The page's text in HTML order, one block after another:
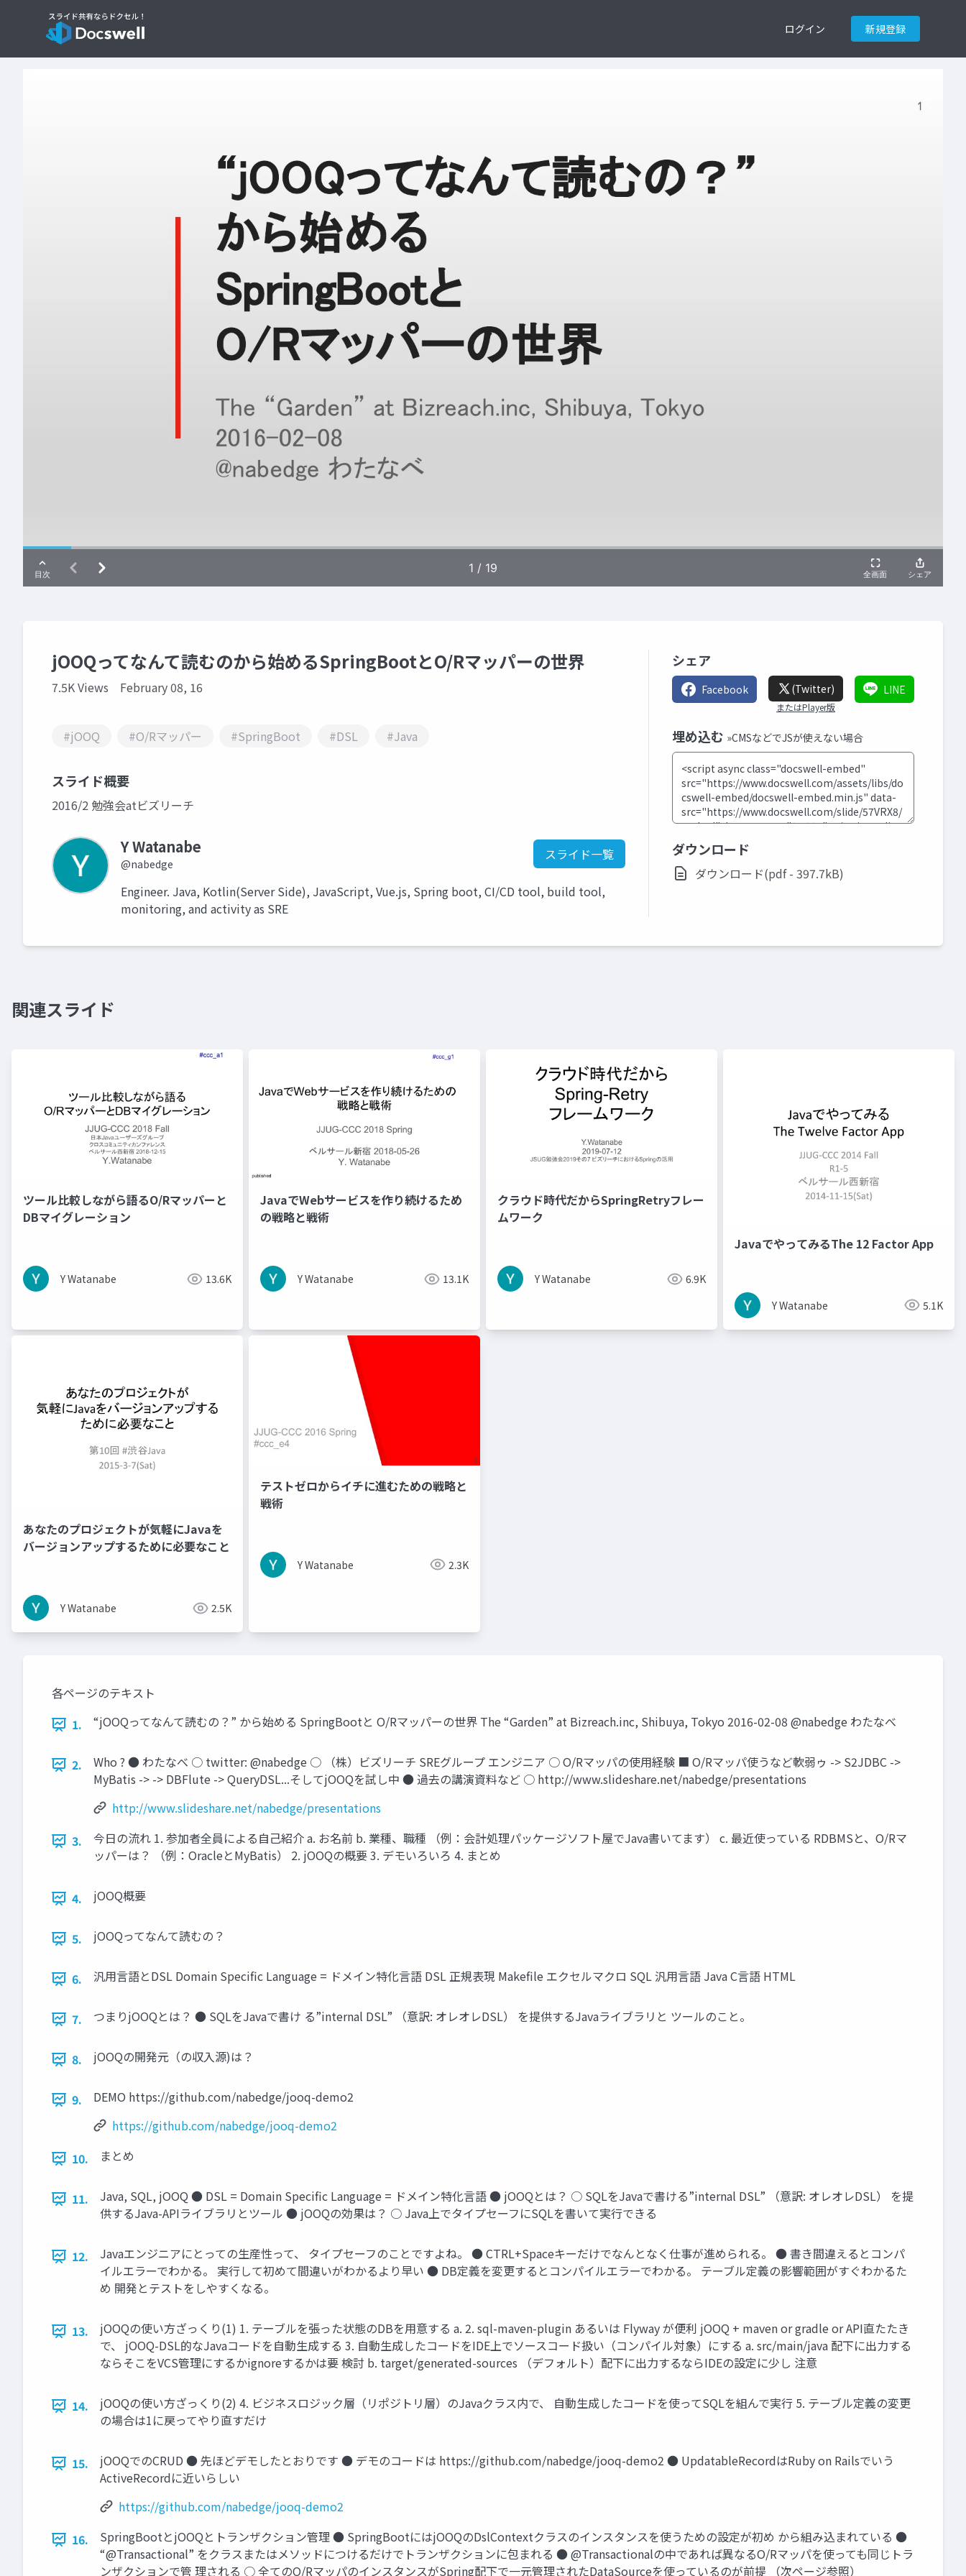
ログイン 新規登録
jOOQってなんて読むのから始めるSpringBootとO/Rマッパーの世界
7.5K Views February 08, 16
#jOOQ #O/Rマッパー #SpringBoot #DSL #Java
スライド概要
2016/2 勉強会atビズリーチ
Y Watanabe
@nabedge
スライド一覧
Engineer. Java, Kotlin(Server Side), JavaScript, Vue.js, Spring boot, CI/CD tool, build tool,
monitoring, and activity as SRE
シェア
Facebook (Twitter)
またはPlayer版
LINE
埋め込む »CMSなどでJSが使えない場合
ダウンロード
ダウンロード(pdf - 397.7kB)
関連スライド
ツール比較しながら語るO/Rマッパーと
DBマイグレーション
Y Watanabe 13.6K
JavaでWebサービスを作り続けるため
の戦略と戦術
Y Watanabe 13.1K
クラウド時代だからSpringRetryフレー
ムワーク
Y Watanabe 6.9K
JavaでやってみるThe 12 Factor App
Y Watanabe 5.1K
あなたのプロジェクトが気軽にJavaを
バージョンアップするために必要なこと
Y Watanabe 2.5K
テストゼロからイチに進むための戦略と
戦術
Y Watanabe 2.3K
各ページのテキスト
1.
“jOOQってなんて読むの？” から始める SpringBootと O/Rマッパーの世界 The “Garden” at Bizreach.inc, Shibuya, Tokyo 2016-02-08 @nabedge わたなべ
2.
Who ? ● わたなべ ○ twitter: @nabedge ○ （株）ビズリーチ SREグループ エンジニア ○ O/Rマッパの使用経験 ■ O/Rマッパ使うなど軟弱ゥ -> S2JDBC ->
MyBatis -> -> DBFlute -> QueryDSL...そしてjOOQを試し中 ● 過去の講演資料など ○ http://www.slideshare.net/nabedge/presentations
http://www.slideshare.net/nabedge/presentations
3.
今日の流れ 1. 参加者全員による自己紹介 a. お名前 b. 業種、職種 （例：会計処理パッケージソフト屋でJava書いてます） c. 最近使っている RDBMSと、O/Rマ
ッパーは？ （例：OracleとMyBatis） 2. jOOQの概要 3. デモいろいろ 4. まとめ
4. jOOQ概要
5. jOOQってなんて読むの？
6. 汎用言語とDSL Domain Specific Language = ドメイン特化言語 DSL 正規表現 Makefile エクセルマクロ SQL 汎用言語 Java C言語 HTML
7. つまりjOOQとは？ ● SQLをJavaで書け る”internal DSL” （意訳: オレオレDSL） を提供するJavaライブラリと ツールのこと。
8. jOOQの開発元（の収入源)は？
9.
DEMO https://github.com/nabedge/jooq-demo2
https://github.com/nabedge/jooq-demo2
10.
まとめ
11.
Java, SQL, jOOQ ● DSL = Domain Specific Language = ドメイン特化言語 ● jOOQとは？ ○ SQLをJavaで書ける”internal DSL” （意訳: オレオレDSL） を提
供するJava-APIライブラリとツール ● jOOQの効果は？ ○ Java上でタイプセーフにSQLを書いて実行できる
12.
Javaエンジニアにとっての生産性って、 タイプセーフのことですよね。 ● CTRL+Spaceキーだけでなんとなく仕事が進められる。 ● 書き間違えるとコンパ
イルエラーでわかる。 実行して初めて間違いがわかるより早い ● DB定義を変更するとコンパイルエラーでわかる。 テーブル定義の影響範囲がすぐわかるた
め 開発とテストをしやすくなる。
13.
jOOQの使い方ざっくり(1) 1. テーブルを張った状態のDBを用意する a. 2. sql-maven-plugin あるいは Flyway が便利 jOOQ + maven or gradle or API直たたき
で、 jOOQ-DSL的なJavaコードを自動生成する 3. 自動生成したコードをIDE上でソースコード扱い（コンパイル対象）にする a. src/main/java 配下に出力する
ならそこをVCS管理にするかignoreするかは要 検討 b. target/generated-sources （デフォルト）配下に出力するならIDEの設定に少し 注意
14.
jOOQの使い方ざっくり(2) 4. ビジネスロジック層（リポジトリ層）のJavaクラス内で、 自動生成したコードを使ってSQLを組んで実行 5. テーブル定義の変更
の場合は1に戻ってやり直すだけ
15.
jOOQでのCRUD ● 先ほどデモしたとおりです ● デモのコードは https://github.com/nabedge/jooq-demo2 ● UpdatableRecordはRuby on Railsでいう
ActiveRecordに近いらしい
https://github.com/nabedge/jooq-demo2
16.
SpringBootとjOOQとトランザクション管理 ● SpringBootにはjOOQのDslContextクラスのインスタンスを使うための設定が初め から組み込まれている ●
“@Transactional” をクラスまたはメソッドにつけるだけでトランザクションに包まれる ● @Transactionalの中であれば異なるO/Rマッパを使っても同じトラ
ンザクションで管 理される ○ 全てのO/RマッパのインスタンスがSpring配下で一元管理されたDataSourceを使っているのが前提 （次ページ参照）